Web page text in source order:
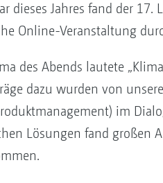
dieses Jahres fand der
Online-Veranstaltung
des Abends lautete
dazu wurden von
im
Lösungen fand großen